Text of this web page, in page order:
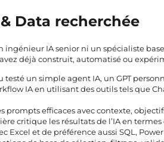
Data recherchée
ingénieur IA senior ni un spécialiste
déjà construit, automatisé ou
testé un simple agent IA, un GPT
IA en utilisant des outils tels que
prompts efficaces avec contexte,
critique les résultats de l’IA en
Excel et de préférence aussi SQL,